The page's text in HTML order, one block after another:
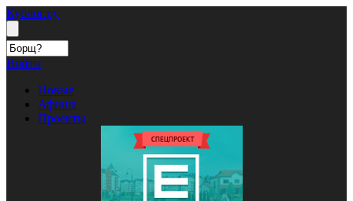
Кублог.ру
Войти
Новые
Афиша
Проекты